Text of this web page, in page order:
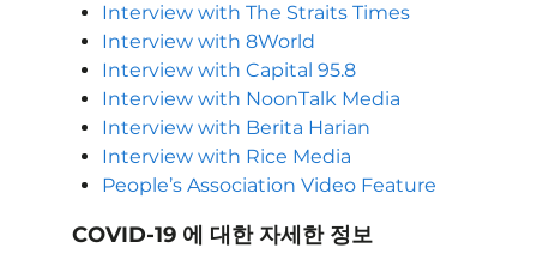
Interview with The Straits Times
Interview with 8World
Interview with Capital 95.8
Interview with NoonTalk Media
Interview with Berita Harian
Interview with Rice Media
People’s Association Video Feature
COVID-19 에 대한 자세한 정보